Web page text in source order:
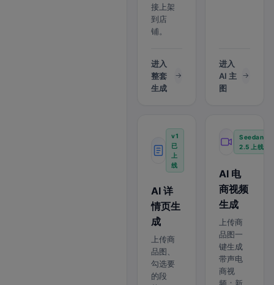
接上架
到店
铺。
进入
整套
生成
进入
AI 主
图
v1
已
上
线
AI 详
情页生
成
上传商
品图、
勾选要
的段
Seedance
2.5 上线
AI 电
商视频
生成
上传商
品图一
键生成
带声电
商视